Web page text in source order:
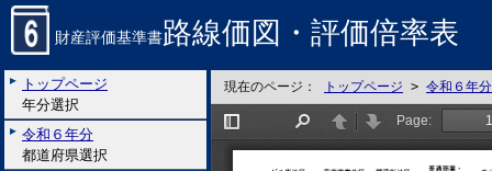
財産評価基準書路線価図・評価倍率表
トップページ
年分選択
令和６年分
都道府県選択
現在のページ： トップページ > 令和６年分